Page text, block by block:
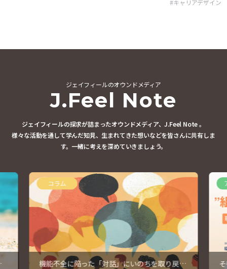
#キャリアデザイン
ジェイフィールのオウンドメディア
J.Feel Note
ジェイフィールの探求が詰まったオウンドメディア、J.Feel Note 。
様々な活動を通して学んだ知見、生まれてきた想いなどを皆さんに共有しま
す。 一緒に考えを深めていきましょう。
コラム
機能不全に陥った「対話」にいのちを取り戻す